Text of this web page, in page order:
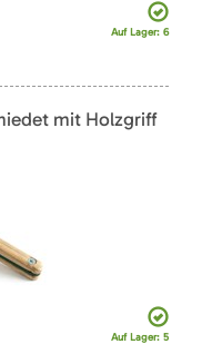
Auf Lager: 6
mit Holzgriff
Auf Lager: 5